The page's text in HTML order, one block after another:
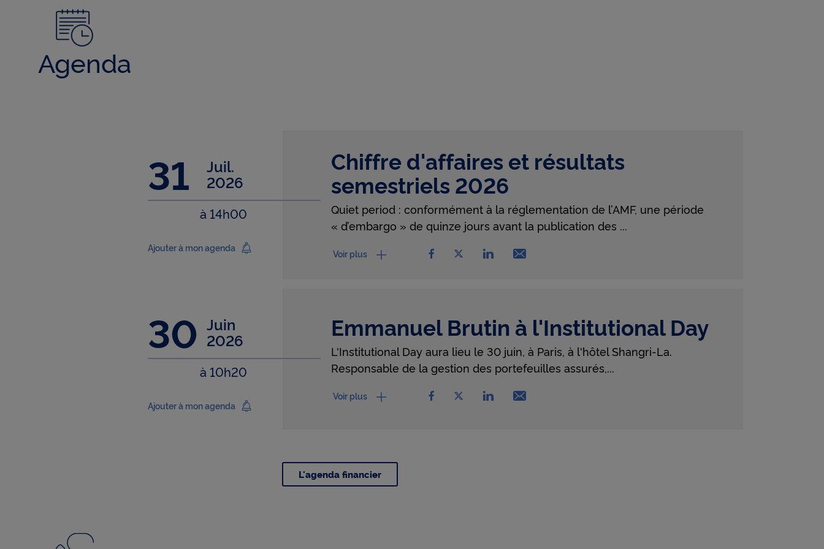
Agenda
31 Juil.
2026
à 14h00
Ajouter à mon agenda
Chiffre d'affaires et résultats
semestriels 2026
Quiet period : conformément à la réglementation de l’AMF, une période
« d’embargo » de quinze jours avant la publication des
Voir plus partager Chiffre d'affaires et résultats semestriels 2026 sur facebook - (nouvelle
partager Chiffre d'affaires et résultats semestriels 2026 sur X - (nouvelle fenêtre)
partager Chiffre d'affaires et résultats semestriels 2026 sur linkedin -
30 Juin
2026
à 10h20
Ajouter à mon agenda
Emmanuel Brutin à l'Institutional Day
L'Institutional Day aura lieu le 30 juin, à Paris, à l'hôtel Shangri-La.
Responsable de la gestion des portefeuilles assurés,
Voir plus partager Emmanuel Brutin à l'Institutional Day sur facebook - (nouvelle fenêtre)
partager Emmanuel Brutin à l'Institutional Day sur X - (nouvelle fenêtre)
partager Emmanuel Brutin à l'Institutional Day sur linkedin - (nouvelle
L'agenda financier